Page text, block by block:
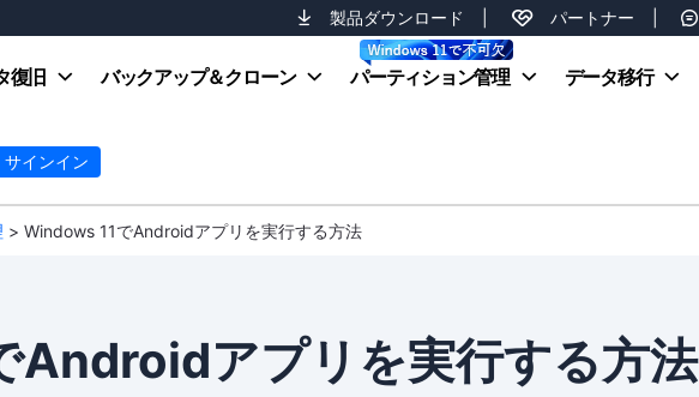
製品ダウンロード パートナー
復旧 バックアップ＆クローン パーティション管理 データ移行
サインイン
> Windows 11でAndroidアプリを実行する方法
Androidアプリを実行する方法